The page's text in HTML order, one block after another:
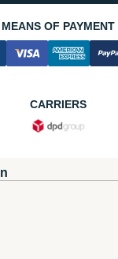
MEANS OF PAYMENT
CARRIERS